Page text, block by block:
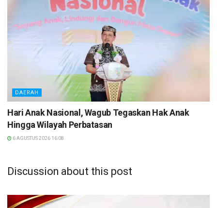
DAERAH
Hari Anak Nasional, Wagub Tegaskan Hak Anak
Hingga Wilayah Perbatasan
6 AGUSTUS 2026 16:08
Discussion about this post